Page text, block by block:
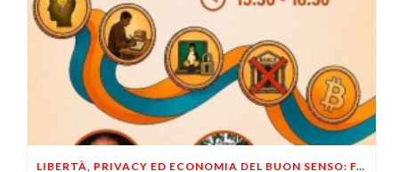
LIBERTÀ, PRIVACY ED ECONOMIA DEL BUON SENSO: FACCO E MUSUMECI A CASALECCHIO DI RENO (BO)